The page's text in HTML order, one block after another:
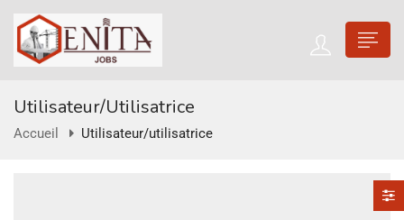
Utilisateur/utilisatrice
Accueil Utilisateur/utilisatrice